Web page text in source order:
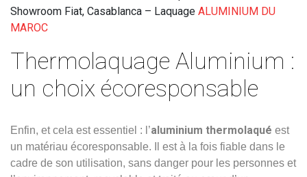
Showroom Fiat, Casablanca – Laquage ALUMINIUM DU
MAROC
Thermolaquage Aluminium :
un choix écoresponsable
Enfin, et cela est essentiel : l’aluminium thermolaqué est
un matériau écoresponsable. Il est à la fois fiable dans le
cadre de son utilisation, sans danger pour les personnes et